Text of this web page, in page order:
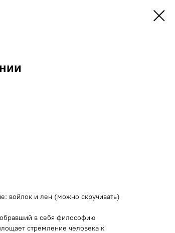
войлок и лен (можно скручивать)
в себя философию
стремление человека к